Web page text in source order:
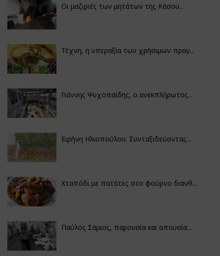
Οι μαζιριές των μητάτων της Κάσου...
Τέχνη, η υπεραξία των χρήσιμων πραγ...
Γιάννης Ψυχοπαίδης, ο ανεκπλήρωτος...
Ειρήνη Ηλιοπούλου: Συνταξιδεύοντας...
Χταπόδι με πατάτες στο φούρνο διανθ...
Παύλος Σάμιος, παρουσία και απουσία...